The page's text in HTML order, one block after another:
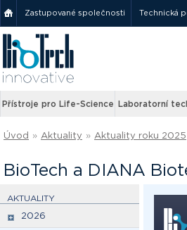
Zastupované společnosti Technická
Přístroje pro Life-Science Laboratorní
Úvod » Aktuality » Aktuality roku 2025
BioTech a DIANA
AKTUALITY
2026